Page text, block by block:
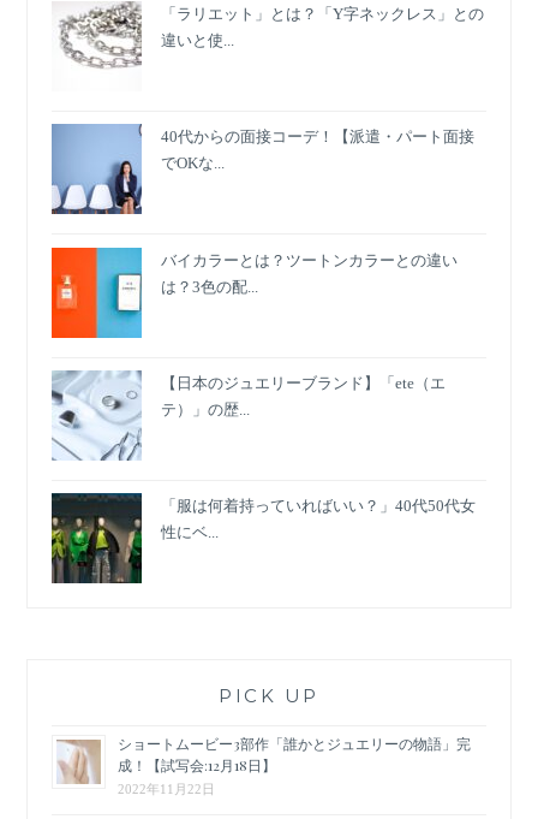
「ラリエット」とは？「Y字ネックレス」との
違いと使...
40代からの面接コーデ！【派遣・パート面接
でOKな...
バイカラーとは？ツートンカラーとの違い
は？3色の配...
【日本のジュエリーブランド】「ete（エ
テ）」の歴...
「服は何着持っていればいい？」40代50代女
性にベ...
PICK UP
ショートムービー3部作「誰かとジュエリーの物語」完
成！【試写会:12月18日】
2022年11月22日